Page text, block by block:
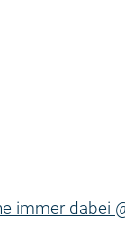
immer dabei